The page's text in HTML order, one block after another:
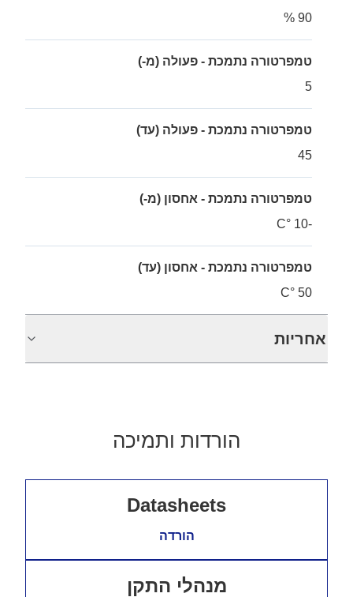
90 %
טמפרטורה נתמכת - פעולה (מ-)
5
טמפרטורה נתמכת - פעולה (עד)
45
טמפרטורה נתמכת - אחסון (מ-)
-10 °C
טמפרטורה נתמכת - אחסון (עד)
50 °C
אחריות
הורדות ותמיכה
Datasheets
הורדה
מנהלי התקן